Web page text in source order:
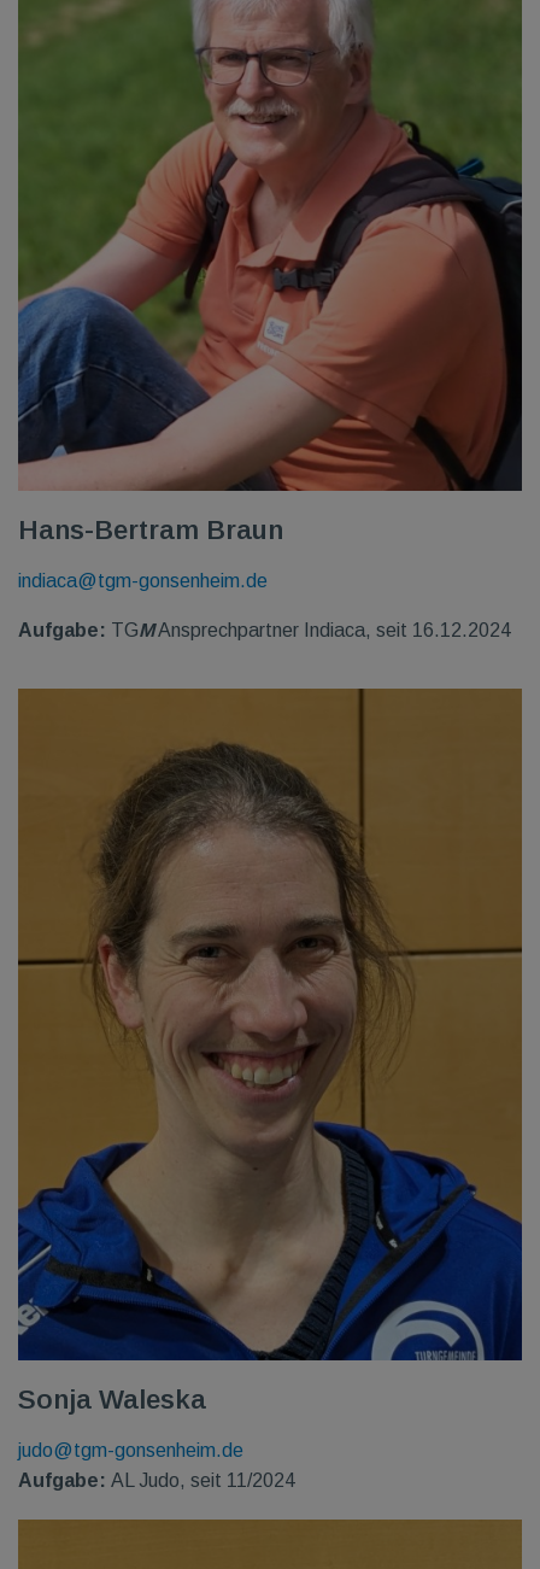
Hans-Bertram Braun
indiaca@tgm-gonsenheim.de
Aufgabe: TGMAnsprechpartner Indiaca, seit 16.12.2024
Sonja Waleska
judo@tgm-gonsenheim.de
Aufgabe: AL Judo, seit 11/2024